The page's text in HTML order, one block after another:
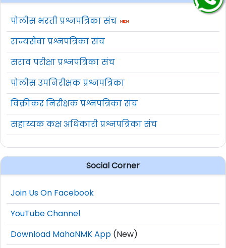
पोलीस भरती प्रश्नपत्रिका संच
राज्यसेवा प्रश्नपत्रिका संच
सराव परीक्षा प्रश्नपत्रिका संच
पोलीस उपनिरीक्षक प्रश्नपत्रिका
विक्रीकर निरीक्षक प्रश्नपत्रिका संच
सहाय्यक कक्ष अधिकारी प्रश्नपत्रिका संच
Social Corner
Join Us On Facebook
YouTube Channel
Download MahaNMK App (New)